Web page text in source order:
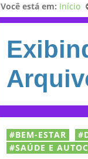
Você está em: Início
BEM-ESTAR
SAÚDE E